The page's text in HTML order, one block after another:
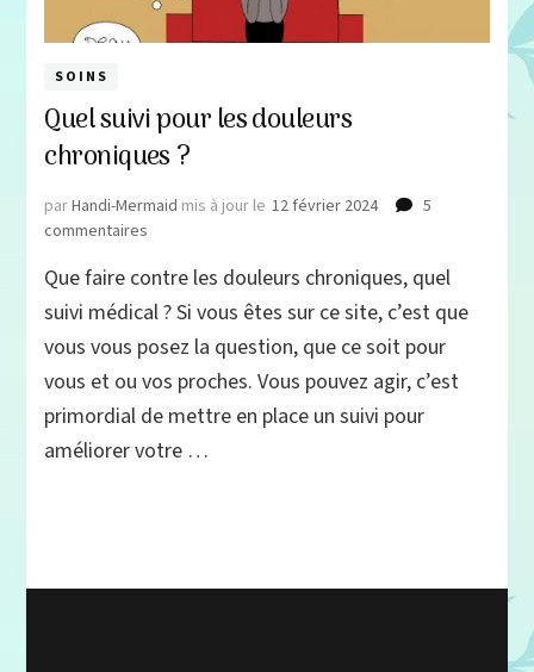
SOINS
Quel suivi pour les douleurs
chroniques ?
parHandi-Mermaid mis à jour le 12 février 2024
5
commentaires
suivi
pour
douleurs
chroniques ?
Que faire contre les douleurs chroniques, quel
suivi médical ? Si vous êtes sur ce site, c’est que
vous vous posez la question, que ce soit pour
vous et ou vos proches. Vous pouvez agir, c’est
primordial de mettre en place un suivi pour
améliorer votre …